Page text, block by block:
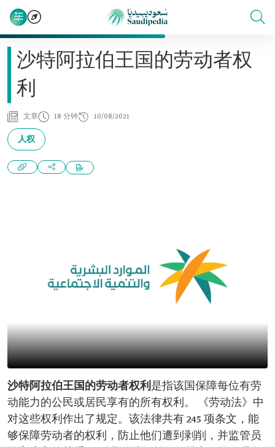
沙特阿拉伯王国的劳动者权
利
文章 18 分钟 10/08/2021
人权
沙特阿拉伯王国的劳动者权利是指该国保障每位有劳
动能力的公民或居民享有的所有权利。 《劳动法》中
对这些权利作出了规定。该法律共有 245 项条文，能
够保障劳动者的权利，防止他们遭到剥削，并监管员